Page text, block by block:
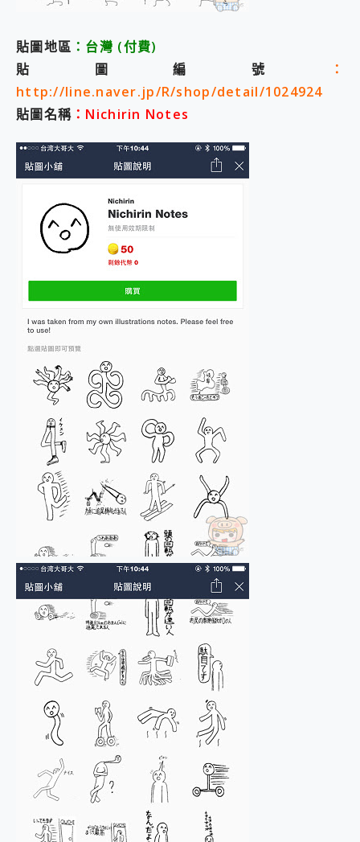
貼圖地區 ：台灣 (付費)
貼圖編號
：
http://line.naver.jp/R/shop/detail/1024924
貼圖名稱 ：Nichirin Notes